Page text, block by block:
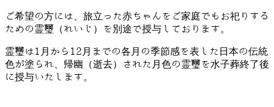
ご希望の方には、旅立った赤ちゃんをご家庭でもお祀りする
ための霊璽（れいじ）を別途で授与しております。
霊璽は1月から12月までの各月の季節感を表した日本の伝統
色が塗られ、帰幽（逝去）された月色の霊璽を水子葬終了後
に授与いたします。